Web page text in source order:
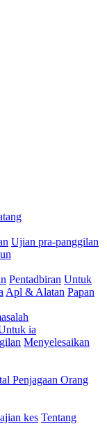
Ujian pra-panggilan
Pentadbiran Untuk
Apl & Alatan Papan
ia
Menyelesaikan
Penjagaan Orang
kes Tentang